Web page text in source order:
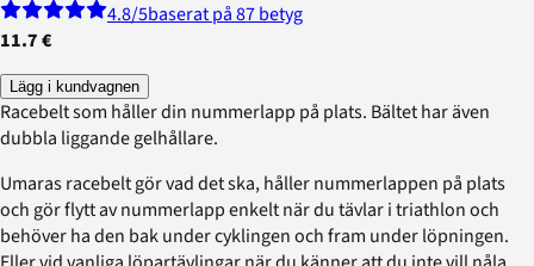
4.8/5baserat på 87 betyg
11.7 €
Lägg i kundvagnen
Racebelt som håller din nummerlapp på plats. Bältet har även
dubbla liggande gelhållare.
Umaras racebelt gör vad det ska, håller nummerlappen på plats
och gör flytt av nummerlapp enkelt när du tävlar i triathlon och
behöver ha den bak under cyklingen och fram under löpningen.